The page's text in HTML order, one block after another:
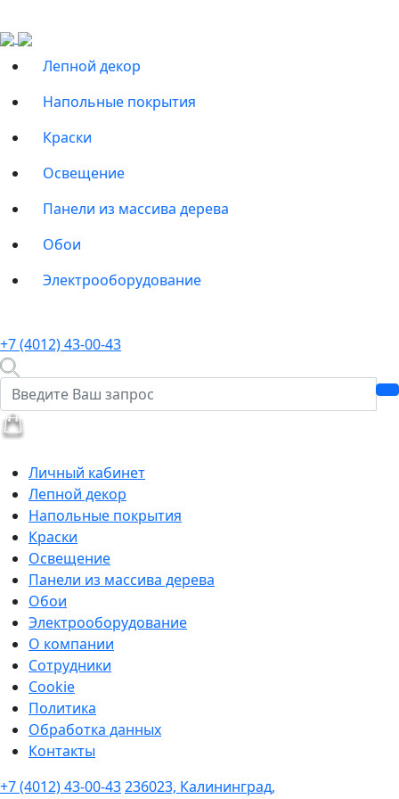
Лепной декор
Напольные покрытия
Краски
Освещение
Панели из массива дерева
Обои
Электрооборудование
+7 (4012) 43-00-43
Личный кабинет
Лепной декор
Напольные покрытия
Краски
Освещение
Панели из массива дерева
Обои
Электрооборудование
О компании
Сотрудники
Cookie
Политика
Обработка данных
Контакты
+7 (4012) 43-00-43236023, Калининград,